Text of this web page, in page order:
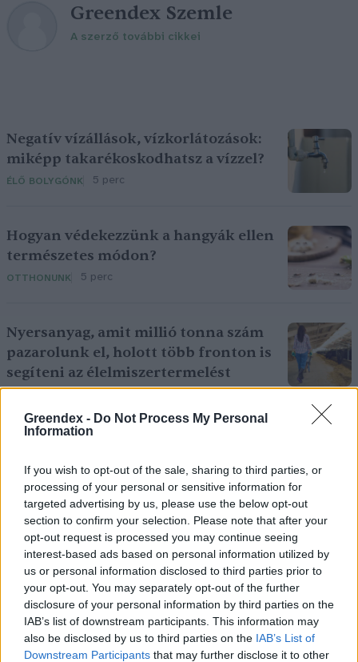
Greendex - Do Not Process My Personal
Information
If you wish to opt-out of the sale, sharing to third parties, or
processing of your personal or sensitive information for
targeted advertising by us, please use the below opt-out
section to confirm your selection. Please note that after your
opt-out request is processed you may continue seeing
interest-based ads based on personal information utilized by
us or personal information disclosed to third parties prior to
your opt-out. You may separately opt-out of the further
disclosure of your personal information by third parties on the
IAB’s list of downstream participants. This information may
also be disclosed by us to third parties on the IAB’s List of
Downstream Participants that may further disclose it to other
Greendex Szemle
A szerző további cikkei
Negatív vízállások, vízkorlátozások:
miképp takarékoskodhatsz a vízzel?
ÉLŐ BOLYGÓNK 5 perc
Hogyan védekezzünk a hangyák ellen
természetes módon?
OTTHONUNK 5 perc
Nyersanyag, amit millió tonna szám
pazarolunk el, holott több fronton is
segíteni az élelmiszertermelést
Holnapután